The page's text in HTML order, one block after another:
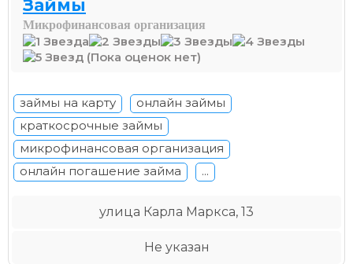
Займы
Микрофинансовая организация
(Пока оценок нет)
займы на карту
онлайн займы
краткосрочные займы
микрофинансовая организация
онлайн погашение займа
...
улица Карла Маркса, 13
Не указан